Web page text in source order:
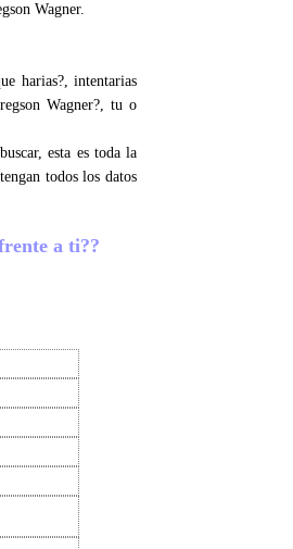
Wagner.
harias?, intentarias
Wagner?, tu o
esta es toda la
todos los datos
a ti??